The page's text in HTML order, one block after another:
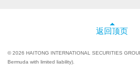
返回顶页
© 2026 HAITONG INTERNATIONAL SECURITIES
Bermuda with limited liability).